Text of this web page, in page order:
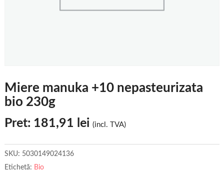
Miere manuka +10 nepasteurizata
bio 230g
Pret: 181,91 lei (incl. TVA)
SKU: 5030149024136
Etichetă: Bio